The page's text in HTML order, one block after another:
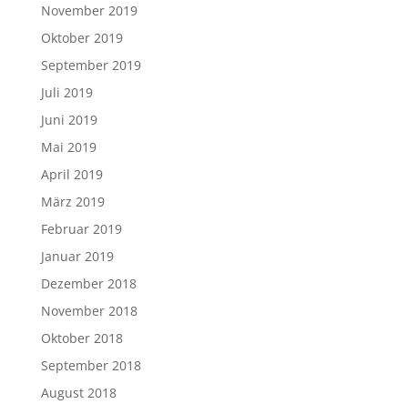
November 2019
Oktober 2019
September 2019
Juli 2019
Juni 2019
Mai 2019
April 2019
März 2019
Februar 2019
Januar 2019
Dezember 2018
November 2018
Oktober 2018
September 2018
August 2018